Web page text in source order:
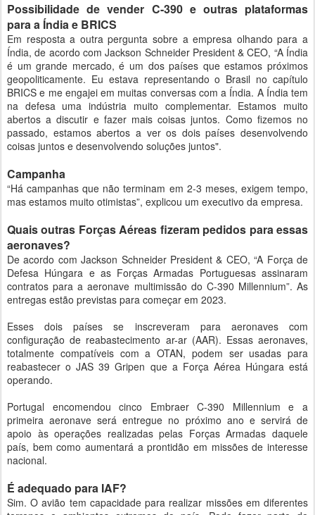
Possibilidade de vender C-390 e outras plataformas
para a Índia e BRICS
Em resposta a outra pergunta sobre a empresa olhando para a
Índia, de acordo com Jackson Schneider President & CEO, “A Índia
é um grande mercado, é um dos países que estamos próximos
geopoliticamente. Eu estava representando o Brasil no capítulo
BRICS e me engajei em muitas conversas com a Índia. A Índia tem
na defesa uma indústria muito complementar. Estamos muito
abertos a discutir e fazer mais coisas juntos. Como fizemos no
passado, estamos abertos a ver os dois países desenvolvendo
coisas juntos e desenvolvendo soluções juntos".
Campanha
“Há campanhas que não terminam em 2-3 meses, exigem tempo,
mas estamos muito otimistas”, explicou um executivo da empresa.
Quais outras Forças Aéreas fizeram pedidos para essas
aeronaves?
De acordo com Jackson Schneider President & CEO, “A Força de
Defesa Húngara e as Forças Armadas Portuguesas assinaram
contratos para a aeronave multimissão do C-390 Millennium”. As
entregas estão previstas para começar em 2023.
Esses dois países se inscreveram para aeronaves com
configuração de reabastecimento ar-ar (AAR). Essas aeronaves,
totalmente compatíveis com a OTAN, podem ser usadas para
reabastecer o JAS 39 Gripen que a Força Aérea Húngara está
operando.
Portugal encomendou cinco Embraer C-390 Millennium e a
primeira aeronave será entregue no próximo ano e servirá de
apoio às operações realizadas pelas Forças Armadas daquele
país, bem como aumentará a prontidão em missões de interesse
nacional.
É adequado para IAF?
Sim. O avião tem capacidade para realizar missões em diferentes